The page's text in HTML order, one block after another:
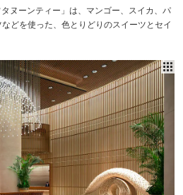
ヌーンティー」は、マンゴー、スイカ、パ
どを使った、色とりどりのスイーツとセイ